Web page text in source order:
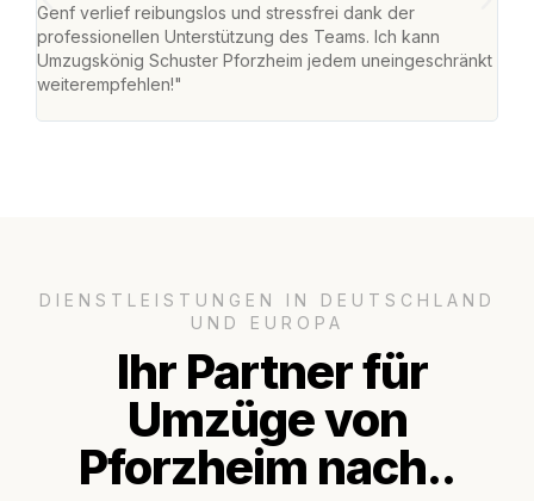
Genf verlief reibungslos und stressfrei dank der
professionellen Unterstützung des Teams. Ich kann
Umzugskönig Schuster Pforzheim jedem uneingeschränkt
weiterempfehlen!"
DIENSTLEISTUNGEN IN DEUTSCHLAND
UND EUROPA
Ihr Partner für
Umzüge von
Pforzheim nach..